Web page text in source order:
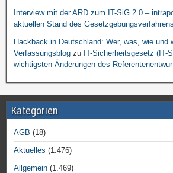
Interview mit der ARD zum IT-SiG 2.0 –
aktuellen Stand des
Hackback in Deutschland: Wer, was, wie und
Verfassungsblog zu IT-Sicherheitsgesetz (IT-
wichtigsten Änderungen des
Kategorien
AGB (18)
Aktuelles (1.476)
Allgemein (1.469)